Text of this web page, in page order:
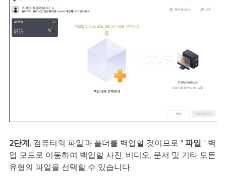
2단계.컴퓨터의 파일과 폴더를 백업할 것이므로 " 파일 " 백
업 모드로 이동하여 백업할 사진, 비디오, 문서 및 기타 모든
유형의 파일을 선택할 수 있습니다.